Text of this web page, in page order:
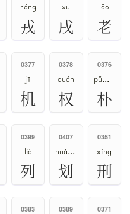
róng
戎
xū
戌
lǎo
老
0377
jī
机
0378
quán
权
0376
pǔ、pò、pō、piáo
朴
0399
liè
列
0407
huá、huà
划
0351
xíng
刑
0383 0389 0371